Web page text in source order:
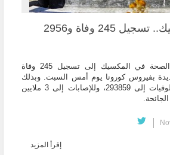
كورونا في المكسيك.. تسجيل 245 وفاة و2956
أشارت بيانات لوزارة الصحة في المكسيك إلى تسجيل 245 وفاة
جديدة بفيروس كورونا يوم أمس السبت. وبذلك
يرتفع العدد الإجمالي للوفيات إلى 293859، وللإصابات إلى 3 ملايين
إقرأ المزيد